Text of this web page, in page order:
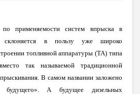
по применяемости систем впрыска в
в пользу уже широко
топливной аппаратуры (ТА) типа
так называемой традиционной
В самом названии заложено
будущего». А будущее дизельных